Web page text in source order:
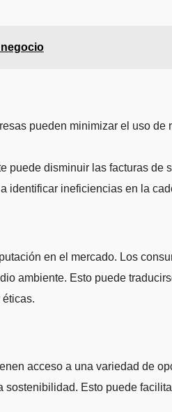
negocio
pueden minimizar el uso
puede disminuir las facturas de
identificar ineficiencias en la
en el mercado. Los
ambiente. Esto puede
acceso a una variedad de
Esto puede